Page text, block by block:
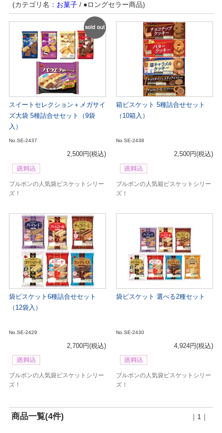
(カテゴリ名： お菓子/ ●ロングセラー商品)
SOLD
OUT
スイートセレクション＋メガサイ
ズ大袋 5種詰合せセット（9袋
入）
No.SE-2437
2,500円(税込)
ブルボンの人気袋ビスケットシリー
ズ！
箱ビスケット 5種詰合せセット
（10箱入）
No.SE-2438
2,500円(税込)
ブルボンの人気箱ビスケットシリー
ズ！
袋ビスケット6種詰合せセット
（12袋入）
No.SE-2429
2,700円(税込)
ブルボンの人気袋ビスケットシリー
ズ！
袋ビスケット 選べる2種セット
No.SE-2430
4,924円(税込)
ブルボンの人気袋ビスケットシリー
ズ！
商品一覧(4件) ｜1｜